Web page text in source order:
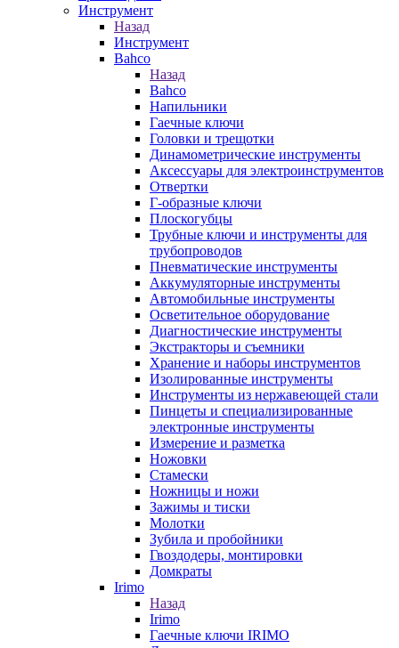
Инструмент
Назад
Инструмент
Bahco
Назад
Bahco
Напильники
Гаечные ключи
Головки и трещотки
Динамометрические инструменты
Аксессуары для электроинструментов
Отвертки
Г-образные ключи
Плоскогубцы
Трубные ключи и инструменты для
трубопроводов
Пневматические инструменты
Аккумуляторные инструменты
Автомобильные инструменты
Осветительное оборудование
Диагностические инструменты
Экстракторы и съемники
Хранение и наборы инструментов
Изолированные инструменты
Инструменты из нержавеющей стали
Пинцеты и специализированные
электронные инструменты
Измерение и разметка
Ножовки
Стамески
Ножницы и ножи
Зажимы и тиски
Молотки
Зубила и пробойники
Гвоздодеры, монтировки
Домкраты
Irimo
Назад
Irimo
Гаечные ключи IRIMO